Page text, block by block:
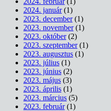
2024. január(1)
2023. december(1)
2023. november(1)
2023. október(2)
2023. szeptember(1)
2023. augusztus (1)
2023. július (1)
2023. június (2)
2023. május (3)
2023. április (1)
2023. március (5)
2023. február(1)